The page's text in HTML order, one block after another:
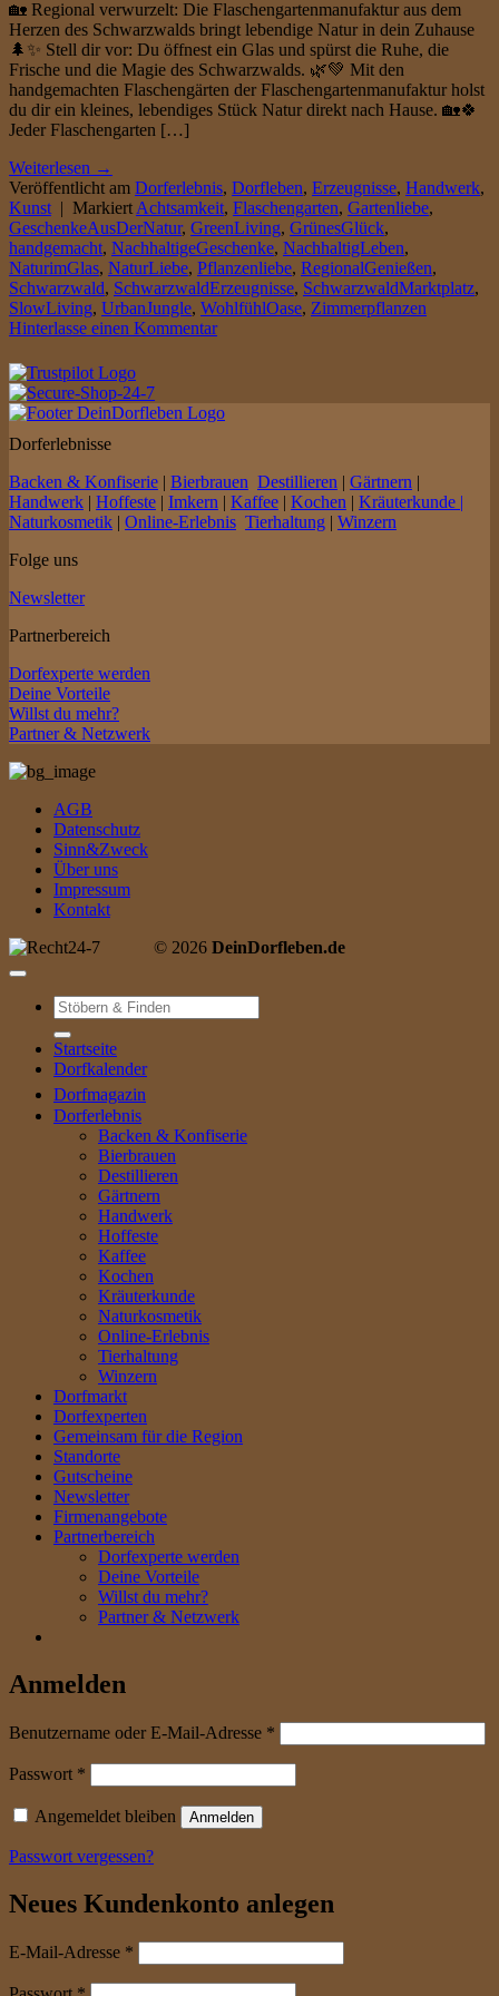
🏡 Regional verwurzelt: Die Flaschengartenmanufaktur aus dem
Herzen des Schwarzwalds bringt lebendige Natur in dein Zuhause
🌲✨ Stell dir vor: Du öffnest ein Glas und spürst die Ruhe, die
Frische und die Magie des Schwarzwalds. 🌿💚 Mit den
handgemachten Flaschengärten der Flaschengartenmanufaktur holst
du dir ein kleines, lebendiges Stück Natur direkt nach Hause. 🏡🍀
Jeder Flaschengarten […]
Weiterlesen →
Veröffentlicht am Dorferlebnis, Dorfleben, Erzeugnisse, Handwerk,
Kunst | Markiert Achtsamkeit, Flaschengarten, Gartenliebe,
GeschenkeAusDerNatur, GreenLiving, GrünesGlück,
handgemacht, NachhaltigeGeschenke, NachhaltigLeben,
NaturimGlas, NaturLiebe, Pflanzenliebe, RegionalGenießen,
Schwarzwald, SchwarzwaldErzeugnisse, SchwarzwaldMarktplatz,
SlowLiving, UrbanJungle, WohlfühlOase, Zimmerpflanzen
Hinterlasse einen Kommentar
Dorferlebnisse
Backen & Konfiserie | Bierbrauen Destillieren | Gärtnern |
Handwerk | Hoffeste | Imkern | Kaffee | Kochen | Kräuterkunde |
Naturkosmetik | Online-Erlebnis Tierhaltung | Winzern
Folge uns
Newsletter
Partnerbereich
Dorfexperte werden
Deine Vorteile
Willst du mehr?
Partner & Netzwerk
AGB
Datenschutz
Sinn&Zweck
Über uns
Impressum
Kontakt
© 2026 DeinDorfleben.de
Suche
nach:
Startseite
Dorfkalender
Dorfmagazin
Dorferlebnis
Backen & Konfiserie
Bierbrauen
Destillieren
Gärtnern
Handwerk
Hoffeste
Kaffee
Kochen
Kräuterkunde
Naturkosmetik
Online-Erlebnis
Tierhaltung
Winzern
Dorfmarkt
Dorfexperten
Gemeinsam für die Region
Standorte
Gutscheine
Newsletter
Firmenangebote
Partnerbereich
Dorfexperte werden
Deine Vorteile
Willst du mehr?
Partner & Netzwerk
Anmelden
Benutzername oder E-Mail-Adresse *
Passwort *
Angemeldet bleiben Anmelden
Passwort vergessen?
Neues Kundenkonto anlegen
E-Mail-Adresse *